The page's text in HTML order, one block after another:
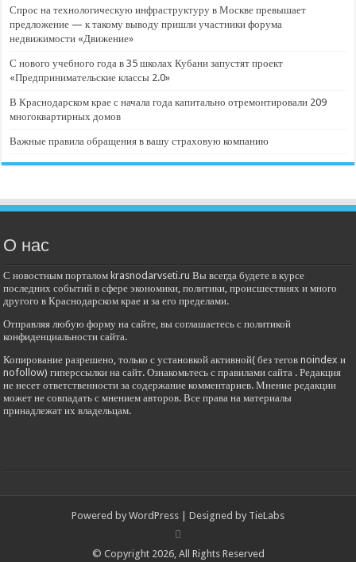
Спрос на технологическую инфраструктуру в Москве превышает
предложение — к такому выводу пришли участники форума
недвижимости «Движение»
С нового учебного года в 35 школах Кубани запустят проект
«Предпринимательские классы 2.0»
В Краснодарском крае с начала года капитально отремонтировали 209
многоквартирных домов
Важные правила обращения в вашу страховую компанию
О нас
С новостным порталом krasnodarvseti.ru Вы всегда будете в курсе
последних событий в сфере экономики, политики, происшествиях и много
другого в Краснодарском крае и за его пределами.
Отправляя любую форму на сайте, вы соглашаетесь с политикой
конфиденциальности сайта.
Копирование разрешено, только с установкой активной( без тегов noindex и
nofollow) гиперссылки на сайт. Ознакомьтесь с правилами сайта . Редакция
не несет ответственности за содержание комментариев. Мнение редакции
может не совпадать с мнением авторов. Все права на материалы
принадлежат их владельцам.
Powered by WordPress | Designed by TieLabs
© Copyright 2026, All Rights Reserved